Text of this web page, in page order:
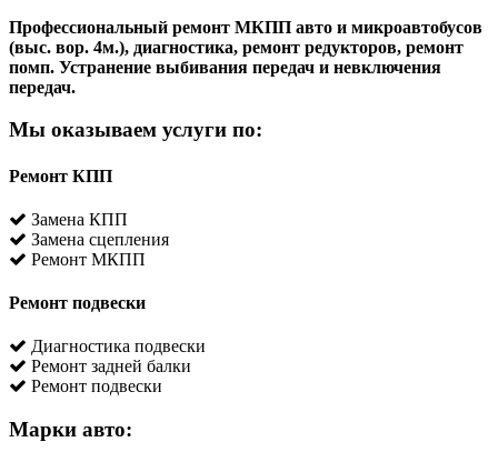
Профессиональный ремонт МКПП авто и микроавтобусов
(выс. вор. 4м.), диагностика, ремонт редукторов, ремонт
помп. Устранение выбивания передач и невключения
передач.
Мы оказываем услуги по:
Ремонт КПП
Замена КПП
Замена сцепления
Ремонт МКПП
Ремонт подвески
Диагностика подвески
Ремонт задней балки
Ремонт подвески
Марки авто: